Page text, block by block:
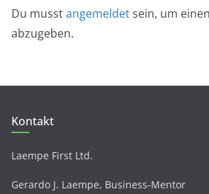
Du musstangemeldetsein, um
abzugeben.
Kontakt
Laempe First Ltd.
Gerardo J. Laempe, Business-Mentor